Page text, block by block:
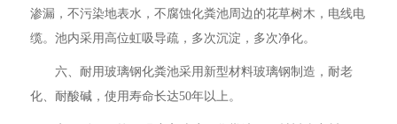
渗漏，不污染地表水，不腐蚀化粪池周边的花草树木，电线电
缆。池内采用高位虹吸导疏，多次沉淀，多次净化。
六、耐用玻璃钢化粪池采用新型材料玻璃钢制造，耐老
化、耐酸碱，使用寿命长达50年以上。